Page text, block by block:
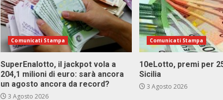
Comunicati Stampa
SuperEnalotto, il jackpot vola a
204,1 milioni di euro: sarà ancora
un agosto ancora da record?
3 Agosto 2026
Comunicati Stampa
10eLotto, premi per
Sicilia
3 Agosto 2026